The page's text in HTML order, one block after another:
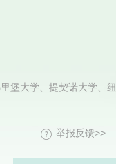
堡大学、提契诺大学、纽
举报反馈>>